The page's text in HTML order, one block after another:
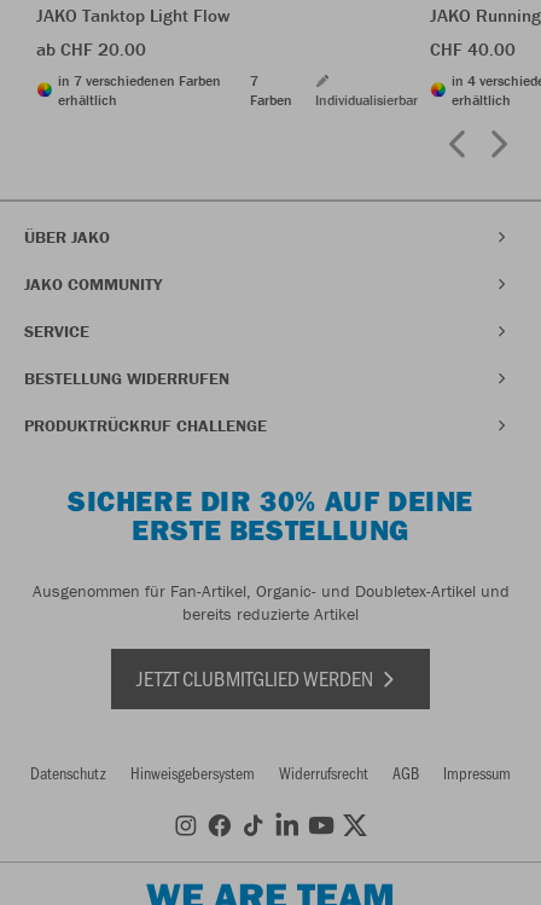
JAKO Tanktop Light Flow
ab CHF 20.00
in 7 verschiedenen Farben
erhältlich
7
Farben
Individualisierbar
JAKO
CHF 40.00
in 4
erhältlich
ÜBER JAKO
JAKO COMMUNITY
SERVICE
BESTELLUNG WIDERRUFEN
PRODUKTRÜCKRUF CHALLENGE
SICHERE DIR 30% AUF DEINE
ERSTE BESTELLUNG
Ausgenommen für Fan-Artikel, Organic- und Doubletex-Artikel und
bereits reduzierte Artikel
JETZT CLUBMITGLIED WERDEN
Datenschutz Hinweisgebersystem Widerrufsrecht AGB Impressum
WE ARE TEAM